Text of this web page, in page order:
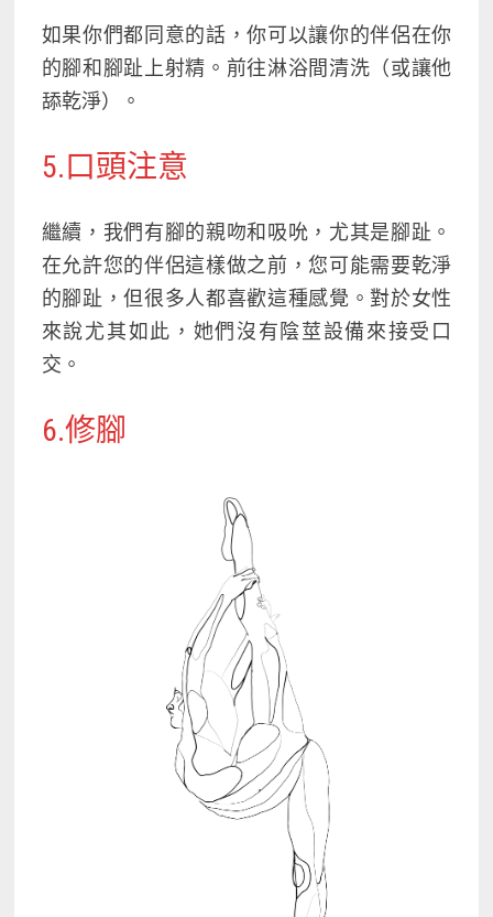
如果你們都同意的話，你可以讓你的伴侶在你
的腳和腳趾上射精。前往淋浴間清洗（或讓他
舔乾淨）。
5.口頭注意
繼續，我們有腳的親吻和吸吮，尤其是腳趾。
在允許您的伴侶這樣做之前，您可能需要乾淨
的腳趾，但很多人都喜歡這種感覺。對於女性
來說尤其如此，她們沒有陰莖設備來接受口
交。
6.修腳